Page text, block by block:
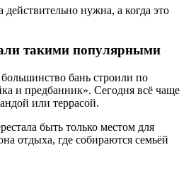
действительно нужна, а когда это
такими популярными
бань строили по
и предбанник». Сегодня всё чаще
или террасой.
быть только местом для
отдыха, где собираются семьёй